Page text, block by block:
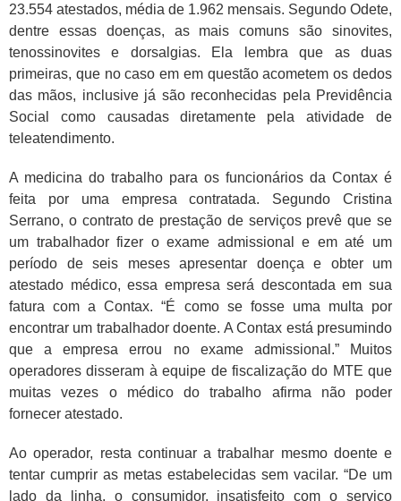
23.554 atestados, média de 1.962 mensais. Segundo Odete,
dentre essas doenças, as mais comuns são sinovites,
tenossinovites e dorsalgias. Ela lembra que as duas
primeiras, que no caso em em questão acometem os dedos
das mãos, inclusive já são reconhecidas pela Previdência
Social como causadas diretamente pela atividade de
teleatendimento.
A medicina do trabalho para os funcionários da Contax é
feita por uma empresa contratada. Segundo Cristina
Serrano, o contrato de prestação de serviços prevê que se
um trabalhador fizer o exame admissional e em até um
período de seis meses apresentar doença e obter um
atestado médico, essa empresa será descontada em sua
fatura com a Contax. “É como se fosse uma multa por
encontrar um trabalhador doente. A Contax está presumindo
que a empresa errou no exame admissional.” Muitos
operadores disseram à equipe de fiscalização do MTE que
muitas vezes o médico do trabalho afirma não poder
fornecer atestado.
Ao operador, resta continuar a trabalhar mesmo doente e
tentar cumprir as metas estabelecidas sem vacilar. “De um
lado da linha, o consumidor, insatisfeito com o serviço